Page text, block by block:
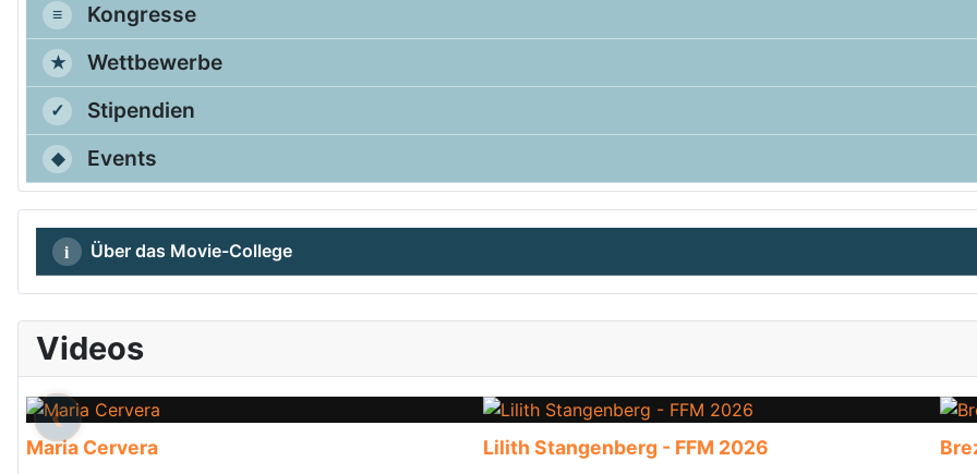
Kongresse
Wettbewerbe
Stipendien
Events
Über das Movie-College
Videos
‹
Maria Cervera Lilith Stangenberg - FFM 2026